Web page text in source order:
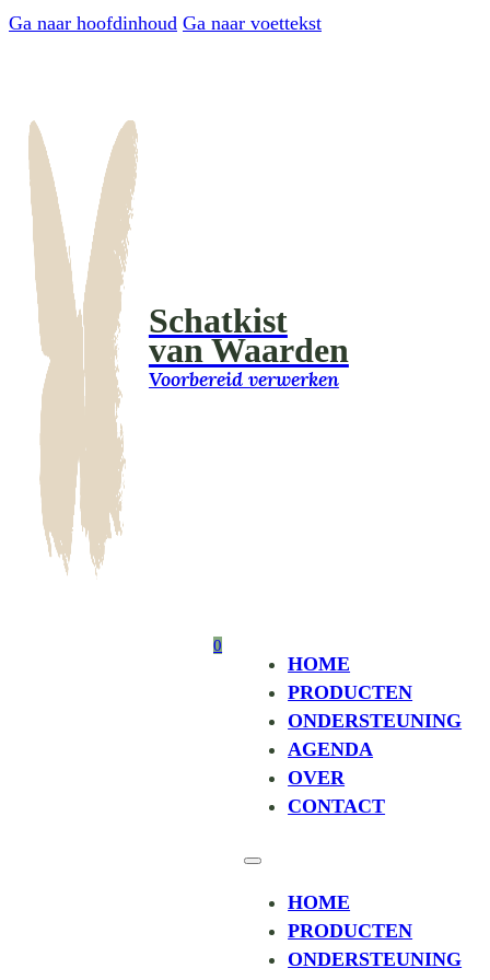
Ga naar hoofdinhoud Ga naar voettekst
Schatkist
van Waarden
Voorbereid verwerken
HOME
PRODUCTEN
ONDERSTEUNING
AGENDA
OVER
CONTACT
HOME
PRODUCTEN
ONDERSTEUNING
0